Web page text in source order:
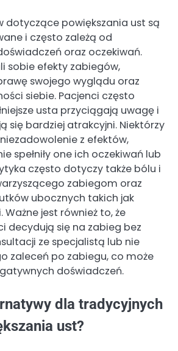
dotyczące powiększania ust są
i często zależą od
oraz oczekiwań.
sobie efekty zabiegów,
swojego wyglądu oraz
siebie. Pacjenci często
usta przyciągają uwagę i
się bardziej atrakcyjni. Niektórzy
z efektów,
spełniły one ich oczekiwań lub
często dotyczy także bólu i
zabiegom oraz
ubocznych takich jak
Ważne jest również to, że
decydują się na zabieg bez
ze specjalistą lub nie
zaleceń po zabiegu, co może
doświadczeń.
dla tradycyjnych
ust?